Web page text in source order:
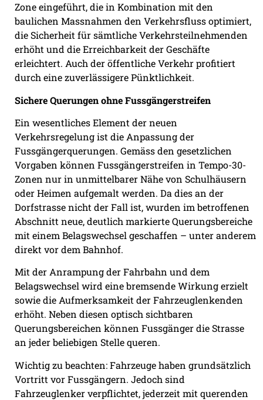
Zone eingeführt, die in Kombination mit den
baulichen Massnahmen den Verkehrsfluss optimiert,
die Sicherheit für sämtliche Verkehrsteilnehmenden
erhöht und die Erreichbarkeit der Geschäfte
erleichtert. Auch der öffentliche Verkehr profitiert
durch eine zuverlässigere Pünktlichkeit.
Sichere Querungen ohneFussgängerstreifen
Ein wesentliches Element der neuen
Verkehrsregelung ist die Anpassung der
Fussgängerquerungen. Gemäss den gesetzlichen
Vorgaben können Fussgängerstreifen in Tempo-30-
Zonen nur in unmittelbarer Nähe von Schulhäusern
oder Heimen aufgemalt werden. Da dies an der
Dorfstrasse nicht der Fall ist, wurden im betroffenen
Abschnitt neue, deutlich markierte Querungsbereiche
mit einem Belagswechsel geschaffen – unter anderem
direkt vor dem Bahnhof.
Mit der Anrampung der Fahrbahn und dem
Belagswechsel wird eine bremsende Wirkung erzielt
sowie die Aufmerksamkeit der Fahrzeuglenkenden
erhöht. Neben diesen optisch sichtbaren
Querungsbereichen können Fussgänger die Strasse
an jeder beliebigen Stelle queren.
Wichtig zu beachten: Fahrzeuge haben grundsätzlich
Vortritt vor Fussgängern. Jedoch sind
Fahrzeuglenker verpflichtet, jederzeit mit querenden